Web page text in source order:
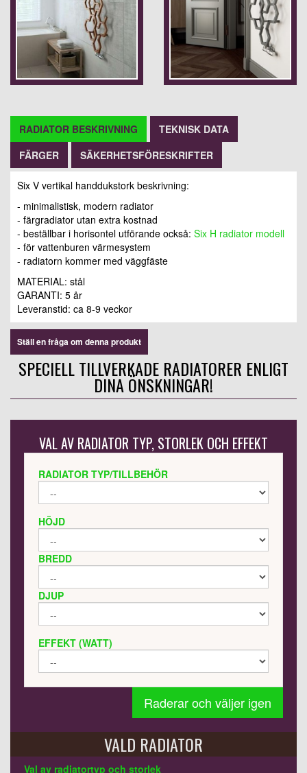
RADIATOR BESKRIVNING
TEKNISK DATA
FÄRGER
SÄKERHETSFÖRESKRIFTER
Six V vertikal handdukstork beskrivning:
- minimalistisk, modern radiator
- färgradiator utan extra kostnad
- beställbar i horisontel utförande också: Six H radiator modell
- för vattenburen värmesystem
- radiatorn kommer med väggfäste
MATERIAL: stål
GARANTI: 5 år
Leveranstid: ca 8-9 veckor
Ställ en fråga om denna produkt
SPECIELL TILLVERKADE RADIATORER ENLIGT
DINA ÖNSKNINGAR!
VAL AV RADIATOR TYP, STORLEK OCH EFFEKT
RADIATOR TYP/TILLBEHÖR
HÖJD
BREDD
DJUP
EFFEKT (WATT)
Raderar och väljer igen
VALD RADIATOR
Val av radiatortyp och storlek